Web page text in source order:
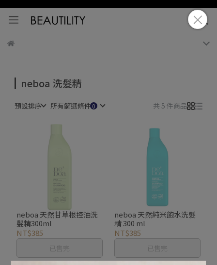
neboa 洗髮精
預設排序 所有篩選條件 共 5 件商品
neboa 天然甘草根控油洗
髮精300ml
NT$385
已售完
neboa 天然純米飽水洗髮
精 300 ml
NT$385
已售完